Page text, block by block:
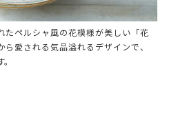
たペルシャ風の花模様が美しい「花
愛される気品溢れるデザインで、